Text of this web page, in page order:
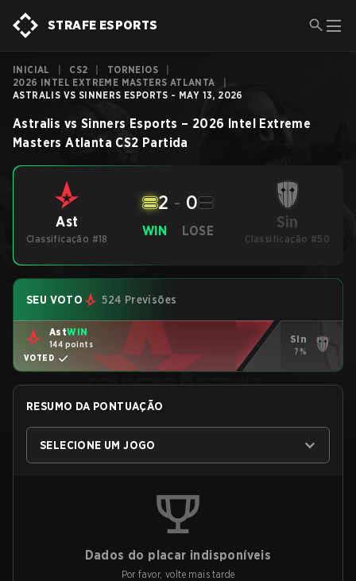
STRAFE ESPORTS
INICIAL CS2 TORNEIOS
2026 INTEL EXTREME MASTERS ATLANTA
ASTRALIS VS SINNERS ESPORTS - MAY 13, 2026
Astralis vs Sinners Esports – 2026 Intel Extreme
Masters Atlanta CS2 Partida
Ast
Classificação #18
WIN
2 - 0
LOSE Sin
Classificação #50
SEU VOTO 524 Previsões
AstWIN
144 points
VOTED
Sin
7%
RESUMO DA PONTUAÇÃO
SELECIONE UM JOGO
Dados do placar indisponíveis
Por favor, volte mais tarde